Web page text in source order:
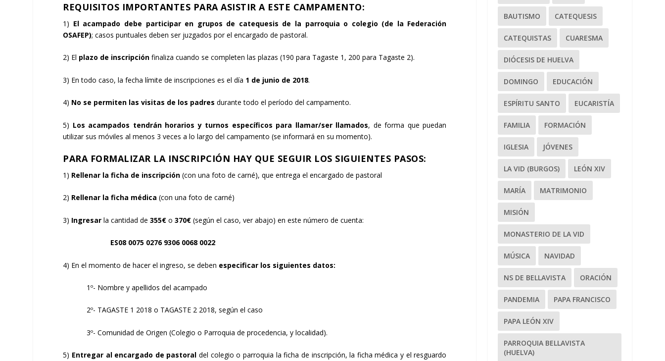
REQUISITOS IMPORTANTES PARA ASISTIR A ESTE CAMPAMENTO:
1) El acampado debe participar en grupos de catequesis de la parroquia o colegio (de la Federación
OSAFEP); casos puntuales deben ser juzgados por el encargado de pastoral.
2) El plazo de inscripción finaliza cuando se completen las plazas (190 para Tagaste 1, 200 para Tagaste 2).
3) En todo caso, la fecha límite de inscripciones es el día 1 de junio de 2018.
4) No se permiten las visitas de los padresdurante todo el período del campamento.
5) Los acampados tendrán horarios y turnos específicos para llamar/ser llamados, de forma que puedan
utilizar sus móviles al menos 3 veces a lo largo del campamento (se informará en su momento).
PARA FORMALIZAR LA INSCRIPCIÓN HAY QUE SEGUIR LOS SIGUIENTES PASOS:
1) Rellenar la ficha de inscripción(con una foto de carné), que entrega el encargado de pastoral
2) Rellenar la ficha médica(con una foto de carné)
3) Ingresarla cantidad de355€o 370€ (según el caso, ver abajo) en este número de cuenta:
ES08 0075 0276 9306 0068 0022
4) En el momento de hacer el ingreso, se deben especificar los siguientes datos:
1º- Nombre y apellidos del acampado
2º- TAGASTE 1 2018 o TAGASTE 2 2018, según el caso
3º- Comunidad de Origen (Colegio o Parroquia de procedencia, y localidad).
5) Entregar al encargado de pastoraldel colegio o parroquia la ficha de inscripción, la ficha médica y el resguardo
BAUTISMO CATEQUESIS
CATEQUISTAS CUARESMA
DIÓCESIS DE HUELVA
DOMINGO EDUCACIÓN
ESPÍRITU SANTO EUCARISTÍA
FAMILIA FORMACIÓN
IGLESIA JÓVENES
LA VID (BURGOS) LEÓN XIV
MARÍA MATRIMONIO
MISIÓN
MONASTERIO DE LA VID
MÚSICA NAVIDAD
NS DE BELLAVISTA ORACIÓN
PANDEMIA PAPA FRANCISCO
PAPA LEÓN XIV
PARROQUIA BELLAVISTA
(HUELVA)